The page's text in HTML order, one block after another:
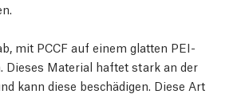
mit PCCF auf einem glatten PEI-
Dieses Material haftet stark an der
kann diese beschädigen. Diese Art